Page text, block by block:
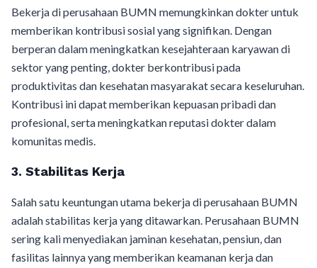
Bekerja di perusahaan BUMN memungkinkan dokter untuk
memberikan kontribusi sosial yang signifikan. Dengan
berperan dalam meningkatkan kesejahteraan karyawan di
sektor yang penting, dokter berkontribusi pada
produktivitas dan kesehatan masyarakat secara keseluruhan.
Kontribusi ini dapat memberikan kepuasan pribadi dan
profesional, serta meningkatkan reputasi dokter dalam
komunitas medis.
3. Stabilitas Kerja
Salah satu keuntungan utama bekerja di perusahaan BUMN
adalah stabilitas kerja yang ditawarkan. Perusahaan BUMN
sering kali menyediakan jaminan kesehatan, pensiun, dan
fasilitas lainnya yang memberikan keamanan kerja dan